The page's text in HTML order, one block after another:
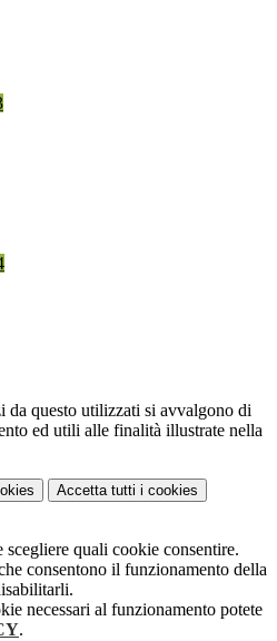
da questo utilizzati si avvalgono di
ed utili alle finalità illustrate nella
Accetta tutti i cookies
scegliere quali cookie consentire.
consentono il funzionamento della
necessari al funzionamento potete
.